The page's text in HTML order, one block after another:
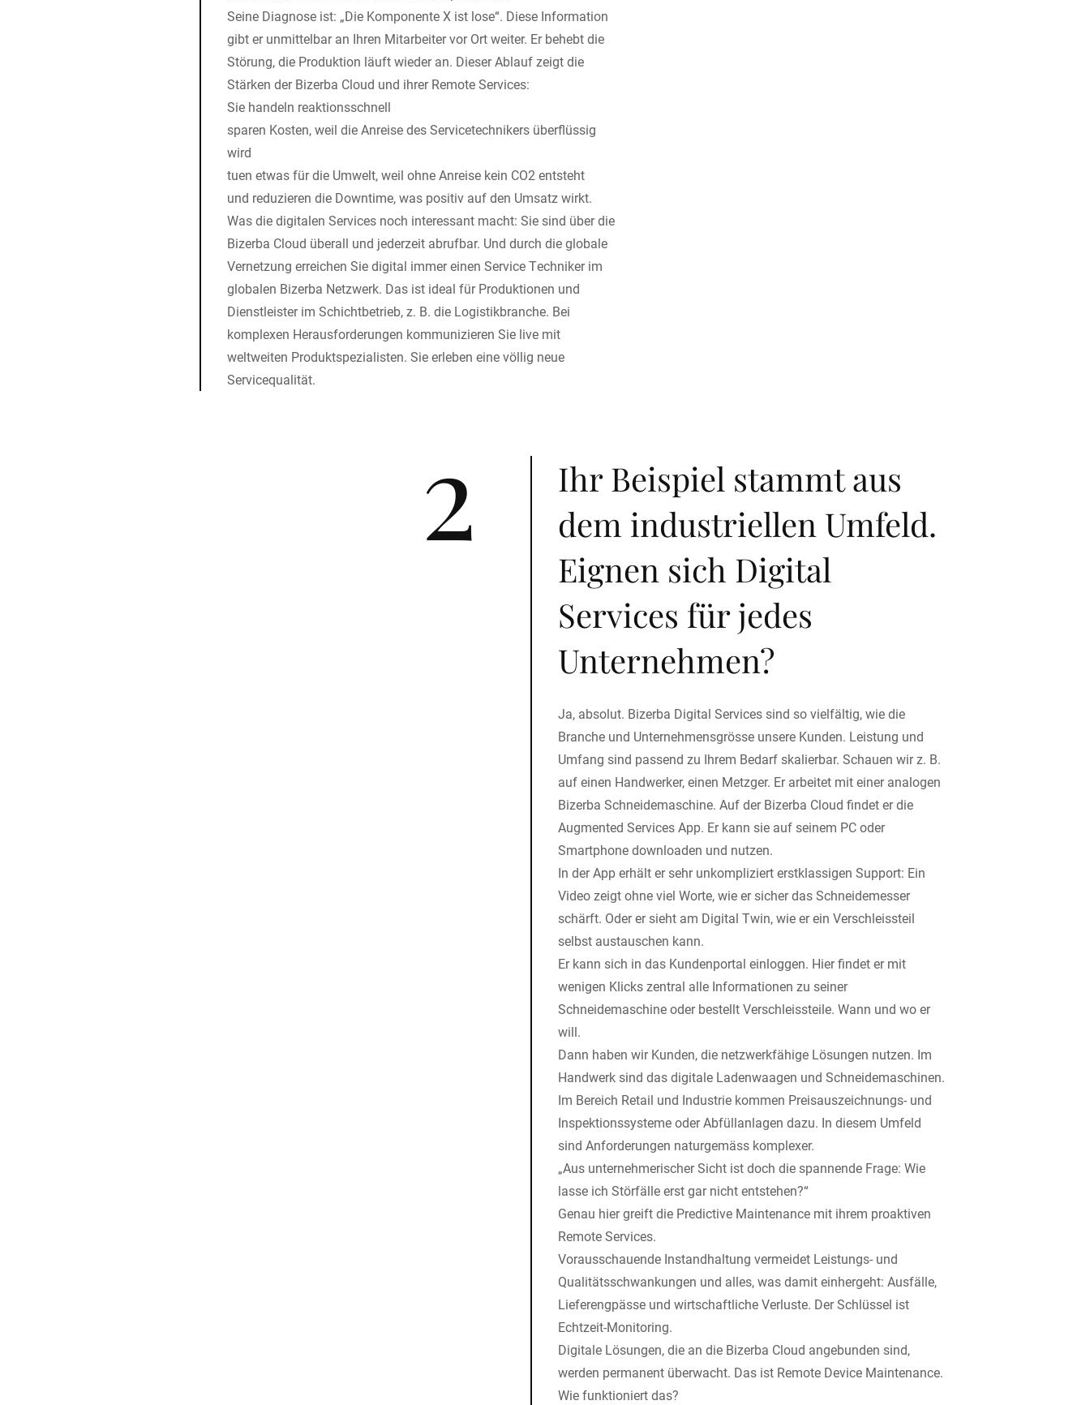
Seine Diagnose ist: „Die Komponente X ist lose“. Diese Information
gibt er unmittelbar an Ihren Mitarbeiter vor Ort weiter. Er behebt die
Störung, die Produktion läuft wieder an. Dieser Ablauf zeigt die
Stärken der Bizerba Cloud und ihrer Remote Services:
Sie handeln reaktionsschnell
sparen Kosten, weil die Anreise des Servicetechnikers überflüssig
wird
tuen etwas für die Umwelt, weil ohne Anreise kein CO2 entsteht
und reduzieren die Downtime, was positiv auf den Umsatz wirkt.
Was die digitalen Services noch interessant macht: Sie sind über die
Bizerba Cloud überall und jederzeit abrufbar. Und durch die globale
Vernetzung erreichen Sie digital immer einen Service Techniker im
globalen Bizerba Netzwerk. Das ist ideal für Produktionen und
Dienstleister im Schichtbetrieb, z. B. die Logistikbranche. Bei
komplexen Herausforderungen kommunizieren Sie live mit
weltweiten Produktspezialisten. Sie erleben eine völlig neue
Servicequalität.
2
Ihr Beispiel stammt aus
dem industriellen Umfeld.
Eignen sich Digital
Services für jedes
Unternehmen?
Ja, absolut. Bizerba Digital Services sind so vielfältig, wie die
Branche und Unternehmensgrösse unsere Kunden. Leistung und
Umfang sind passend zu Ihrem Bedarf skalierbar. Schauen wir z. B.
auf einen Handwerker, einen Metzger. Er arbeitet mit einer analogen
Bizerba Schneidemaschine. Auf der Bizerba Cloud findet er die
Augmented Services App. Er kann sie auf seinem PC oder
Smartphone downloaden und nutzen.
In der App erhält er sehr unkompliziert erstklassigen Support: Ein
Video zeigt ohne viel Worte, wie er sicher das Schneidemesser
schärft. Oder er sieht am Digital Twin, wie er ein Verschleissteil
selbst austauschen kann.
Er kann sich in das Kundenportal einloggen. Hier findet er mit
wenigen Klicks zentral alle Informationen zu seiner
Schneidemaschine oder bestellt Verschleissteile. Wann und wo er
will.
Dann haben wir Kunden, die netzwerkfähige Lösungen nutzen. Im
Handwerk sind das digitale Ladenwaagen und Schneidemaschinen.
Im Bereich Retail und Industrie kommen Preisauszeichnungs- und
Inspektionssysteme oder Abfüllanlagen dazu. In diesem Umfeld
sind Anforderungen naturgemäss komplexer.
„Aus unternehmerischer Sicht ist doch die spannende Frage: Wie
lasse ich Störfälle erst gar nicht entstehen?“
Genau hier greift die Predictive Maintenance mit ihrem proaktiven
Remote Services.
Vorausschauende Instandhaltung vermeidet Leistungs- und
Qualitätsschwankungen und alles, was damit einhergeht: Ausfälle,
Lieferengpässe und wirtschaftliche Verluste. Der Schlüssel ist
Echtzeit-Monitoring.
Digitale Lösungen, die an die Bizerba Cloud angebunden sind,
werden permanent überwacht. Das ist Remote Device Maintenance.
Wie funktioniert das?